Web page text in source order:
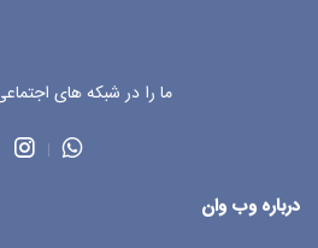
درباره وب وان
ما را در شبکه های